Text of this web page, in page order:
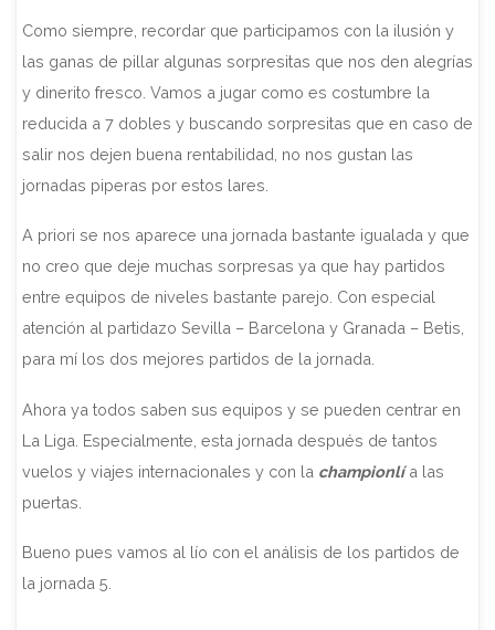
Como siempre, recordar que participamos con la ilusión y
las ganas de pillar algunas sorpresitas que nos den alegrías
y dinerito fresco. Vamos a jugar como es costumbre la
reducida a 7 dobles y buscando sorpresitas que en caso de
salir nos dejen buena rentabilidad, no nos gustan las
jornadas piperas por estos lares.
A priori se nos aparece una jornada bastante igualada y que
no creo que deje muchas sorpresas ya que hay partidos
entre equipos de niveles bastante parejo. Con especial
atención al partidazo Sevilla – Barcelona y Granada – Betis,
para mí los dos mejores partidos de la jornada.
Ahora ya todos saben sus equipos y se pueden centrar en
La Liga. Especialmente, esta jornada después de tantos
vuelos y viajes internacionales y con la championlía las
puertas.
Bueno pues vamos al lío con el análisis de los partidos de
la jornada 5.